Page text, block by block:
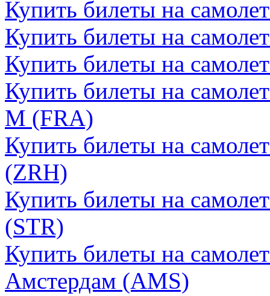
Купить билеты на
Купить билеты на
Купить билеты на
Купить билеты на
М (FRA)
Купить билеты на
(ZRH)
Купить билеты на
(STR)
Купить билеты на
Амстердам (AMS)